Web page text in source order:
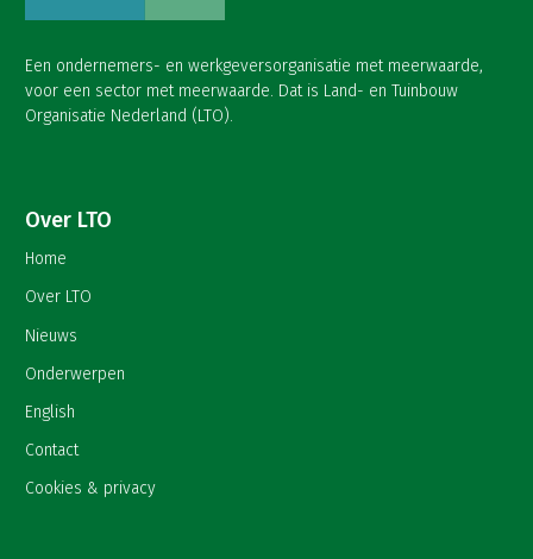
Een ondernemers- en werkgeversorganisatie met meerwaarde,
voor een sector met meerwaarde. Dat is Land- en Tuinbouw
Organisatie Nederland (LTO).
Over LTO
Home
Over LTO
Nieuws
Onderwerpen
English
Contact
Cookies & privacy